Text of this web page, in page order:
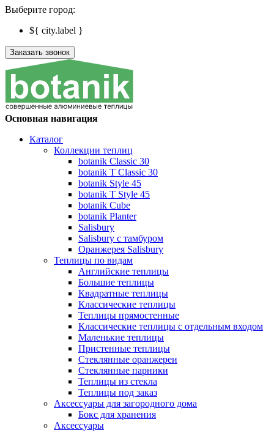
Выберите город:
${ city.label }
Заказать звонок
Основная навигация
Каталог
Коллекции теплиц
botanik Classic 30
botanik T Classic 30
botanik Style 45
botanik Т Style 45
botanik Cube
botanik Planter
Salisbury
Salisbury с тамбуром
Оранжерея Salisbury
Теплицы по видам
Английские теплицы
Большие теплицы
Квадратные теплицы
Классические теплицы
Теплицы прямостенные
Классические теплицы с отдельным входом
Маленькие теплицы
Пристенные теплицы
Стеклянные оранжереи
Стеклянные парники
Теплицы из стекла
Теплицы под заказ
Аксессуары для загородного дома
Бокс для хранения
Аксессуары